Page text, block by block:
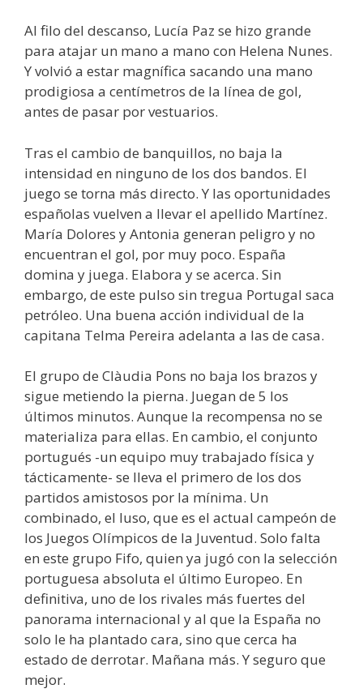
Al filo del descanso, Lucía Paz se hizo grande
para atajar un mano a mano con Helena Nunes.
Y volvió a estar magnífica sacando una mano
prodigiosa a centímetros de la línea de gol,
antes de pasar por vestuarios.
Tras el cambio de banquillos, no baja la
intensidad en ninguno de los dos bandos. El
juego se torna más directo. Y las oportunidades
españolas vuelven a llevar el apellido Martínez.
María Dolores y Antonia generan peligro y no
encuentran el gol, por muy poco. España
domina y juega. Elabora y se acerca. Sin
embargo, de este pulso sin tregua Portugal saca
petróleo. Una buena acción individual de la
capitana Telma Pereira adelanta a las de casa.
El grupo de Clàudia Pons no baja los brazos y
sigue metiendo la pierna. Juegan de 5 los
últimos minutos. Aunque la recompensa no se
materializa para ellas. En cambio, el conjunto
portugués -un equipo muy trabajado física y
tácticamente- se lleva el primero de los dos
partidos amistosos por la mínima. Un
combinado, el luso, que es el actual campeón de
los Juegos Olímpicos de la Juventud. Solo falta
en este grupo Fifo, quien ya jugó con la selección
portuguesa absoluta el último Europeo. En
definitiva, uno de los rivales más fuertes del
panorama internacional y al que la España no
solo le ha plantado cara, sino que cerca ha
estado de derrotar. Mañana más. Y seguro que
mejor.